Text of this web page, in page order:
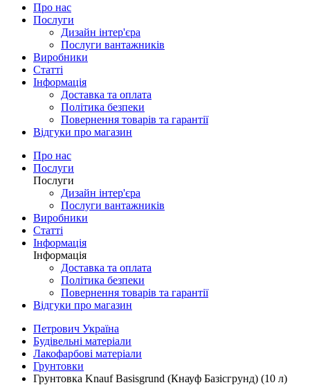
Про нас
Послуги
Дизайн інтер'єра
Послуги вантажників
Виробники
Статті
Інформація
Доставка та оплата
Політика безпеки
Повернення товарів та гарантії
Відгуки про магазин
Про нас
Послуги
Послуги
Дизайн інтер'єра
Послуги вантажників
Виробники
Статті
Інформація
Інформація
Доставка та оплата
Політика безпеки
Повернення товарів та гарантії
Відгуки про магазин
Петрович Україна
Будівельні матеріали
Лакофарбові матеріали
Грунтовки
Грунтовка Knauf Basisgrund (Кнауф Базісгрунд) (10 л)